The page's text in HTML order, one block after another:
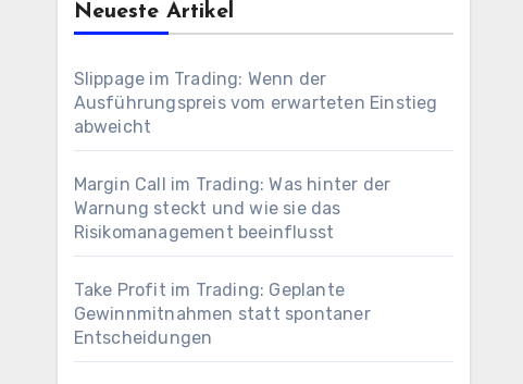
Neueste Artikel
Slippage im Trading: Wenn der
Ausführungspreis vom erwarteten Einstieg
abweicht
Margin Call im Trading: Was hinter der
Warnung steckt und wie sie das
Risikomanagement beeinflusst
Take Profit im Trading: Geplante
Gewinnmitnahmen statt spontaner
Entscheidungen